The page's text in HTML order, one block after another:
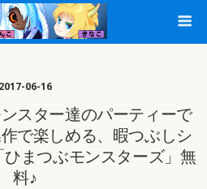
2017-06-16
スター達のパーティーで
で楽しめる、暇つぶしシ
ひまつぶモンスターズ」無
料♪